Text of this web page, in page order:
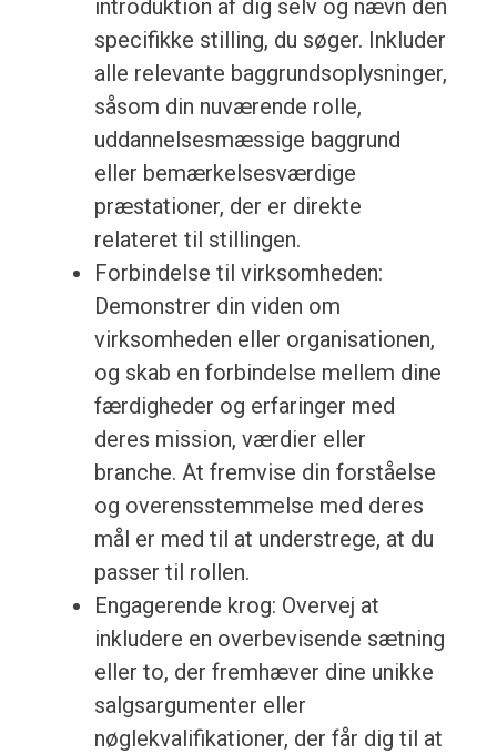
introduktion af dig selv og nævn den
specifikke stilling, du søger. Inkluder
alle relevante baggrundsoplysninger,
såsom din nuværende rolle,
uddannelsesmæssige baggrund
eller bemærkelsesværdige
præstationer, der er direkte
relateret til stillingen.
Forbindelse til virksomheden:
Demonstrer din viden om
virksomheden eller organisationen,
og skab en forbindelse mellem dine
færdigheder og erfaringer med
deres mission, værdier eller
branche. At fremvise din forståelse
og overensstemmelse med deres
mål er med til at understrege, at du
passer til rollen.
Engagerende krog: Overvej at
inkludere en overbevisende sætning
eller to, der fremhæver dine unikke
salgsargumenter eller
nøglekvalifikationer, der får dig til at